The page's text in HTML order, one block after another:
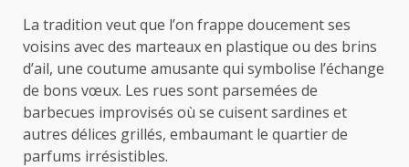
La tradition veut que l’on frappe doucement ses
voisins avec des marteaux en plastique ou des brins
d’ail, une coutume amusante qui symbolise l’échange
de bons vœux. Les rues sont parsemées de
barbecues improvisés où se cuisent sardines et
autres délices grillés, embaumant le quartier de
parfums irrésistibles.